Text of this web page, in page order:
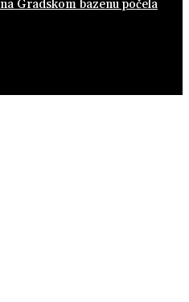
Gradskom bazenu počela